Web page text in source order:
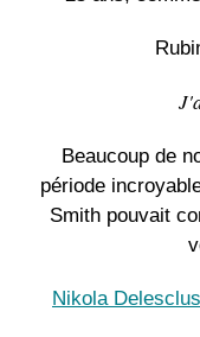
Beaucoup de
période
Smith pouvait
Nikola